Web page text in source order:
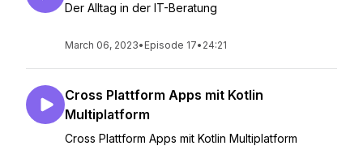
Der Alltag in der IT-Beratung
March 06, 2023• Episode 17• 24:21
Cross Plattform Apps mit Kotlin
Multiplatform
Cross Plattform Apps mit Kotlin Multiplatform